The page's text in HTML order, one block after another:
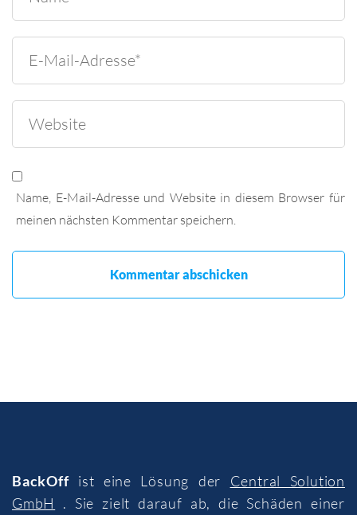
Name, E-Mail-Adresse und Website in diesem Browser für
meinen nächsten Kommentar speichern.
BackOffist eine Lösung der Central Solution
GmbH
. Sie zielt darauf ab, die Schäden einer